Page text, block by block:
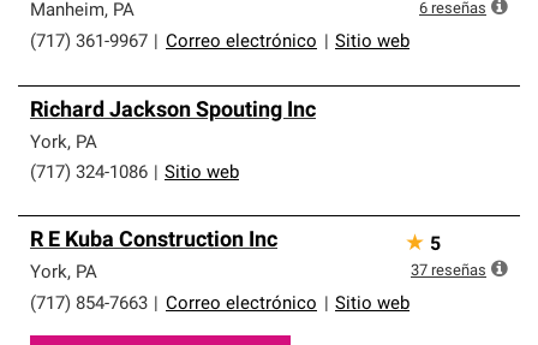
Manheim, PA
(717) 361-9967
Correo electrónico Sitio web
6 reseñas
Richard Jackson Spouting Inc
York, PA
(717) 324-1086
Sitio web
R E Kuba Construction Inc
York, PA
(717) 854-7663
Correo electrónico Sitio web
★ 5
37 reseñas